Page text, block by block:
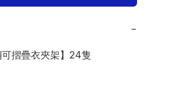
−
摺疊衣夾架】24隻